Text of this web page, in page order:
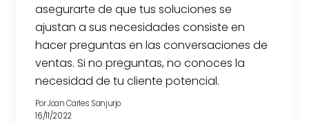
asegurarte de que tus soluciones se
ajustan a sus necesidades consiste en
hacer preguntas en las conversaciones de
ventas. Si no preguntas, no conoces la
necesidad de tu cliente potencial.
PorJoan Carles Sanjurjo
16/11/2022